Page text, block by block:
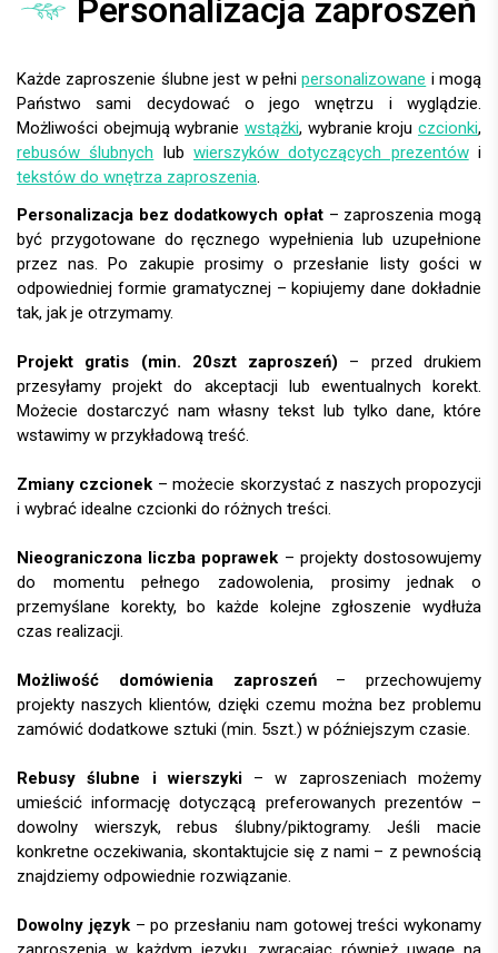
Personalizacja zaproszeń
Każde zaproszenie ślubne jest w pełnipersonalizowane i mogą
Państwo sami decydować o jego wnętrzu i wyglądzie.
Możliwości obejmują wybranie wstążki, wybranie kroju czcionki,
rebusów ślubnych lubwierszyków dotyczących prezentówi
tekstów do wnętrza zaproszenia.
Personalizacja bez dodatkowych opłat – zaproszenia mogą
być przygotowane do ręcznego wypełnienia lub uzupełnione
przez nas. Po zakupie prosimy o przesłanie listy gości w
odpowiedniej formie gramatycznej – kopiujemy dane dokładnie
tak, jak je otrzymamy.
Projekt gratis (min. 20szt zaproszeń) – przed drukiem
przesyłamy projekt do akceptacji lub ewentualnych korekt.
Możecie dostarczyć nam własny tekst lub tylko dane, które
wstawimy w przykładową treść.
Zmiany czcionek – możecie skorzystać z naszych propozycji
i wybrać idealne czcionki do różnych treści.
Nieograniczona liczba poprawek – projekty dostosowujemy
do momentu pełnego zadowolenia, prosimy jednak o
przemyślane korekty, bo każde kolejne zgłoszenie wydłuża
czas realizacji.
Możliwość domówienia zaproszeń– przechowujemy
projekty naszych klientów, dzięki czemu można bez problemu
zamówić dodatkowe sztuki (min. 5szt.) w późniejszym czasie.
Rebusy ślubne i wierszyki– w zaproszeniach możemy
umieścić informację dotyczącą preferowanych prezentów –
dowolny wierszyk, rebus ślubny/piktogramy. Jeśli macie
konkretne oczekiwania, skontaktujcie się z nami – z pewnością
znajdziemy odpowiednie rozwiązanie.
Dowolny język– po przesłaniu nam gotowej treści wykonamy